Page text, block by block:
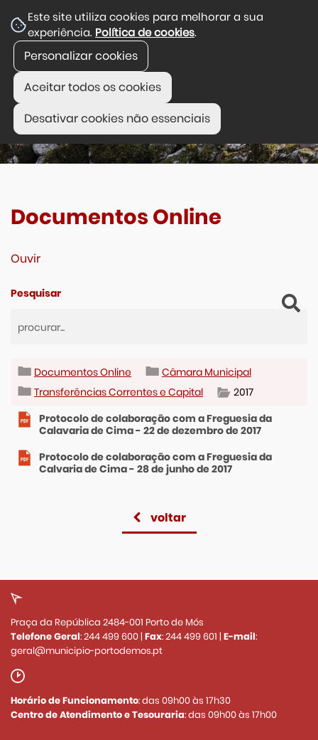
Este site utiliza cookies para melhorar a sua
experiência. Política de cookies.
Personalizar cookies
Aceitar todos os cookies
Desativar cookies não essenciais
Documentos Online
Ouvir
Pesquisar
Documentos Online
Câmara Municipal
Transferências Correntes e Capital
2017
Protocolo de colaboração com a Freguesia da
Calavaria de Cima - 22 de dezembro de 2017
Protocolo de colaboração com a Freguesia da
Calvaria de Cima - 28 de junho de 2017
voltar
Praça da República 2484-001 Porto de Mós
Telefone Geral:244 499 600| Fax:244 499 601 | E-mail:
geral@municipio-portodemos.pt
Horário de Funcionamento: das 09h00 às 17h30
Centro de Atendimento e Tesouraria: das 09h00 às 17h00